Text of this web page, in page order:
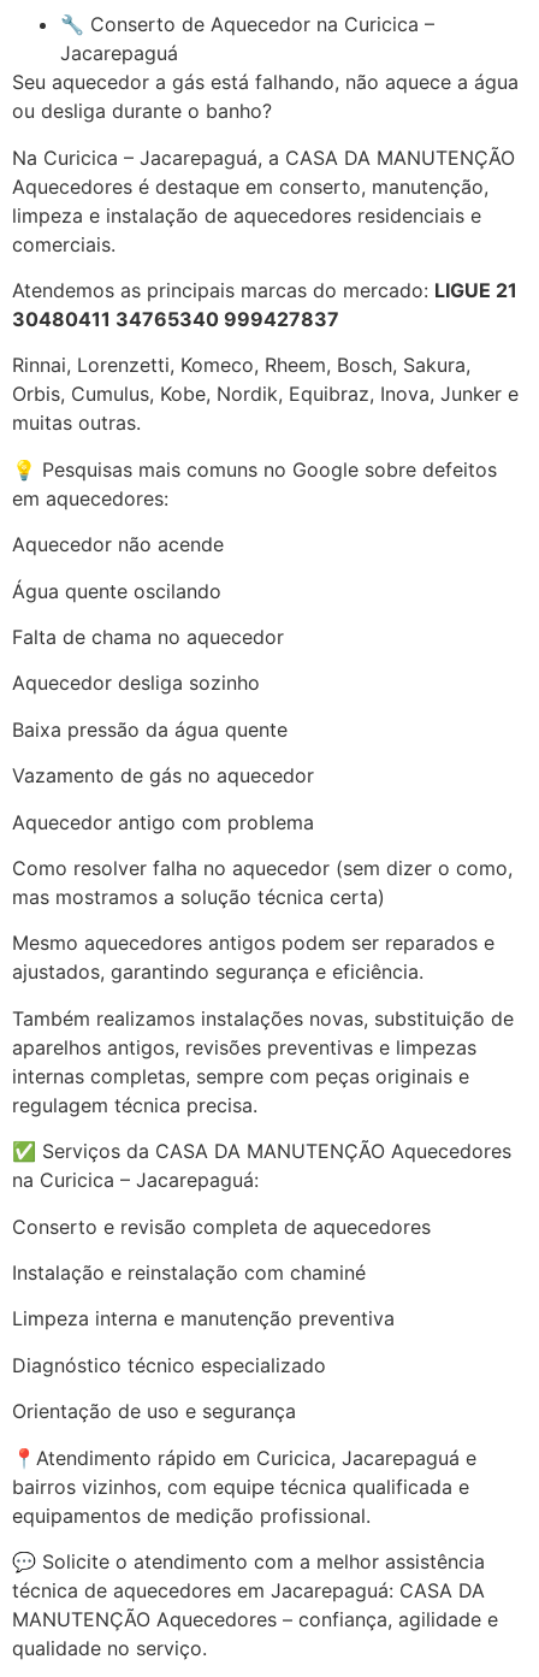
🔧 Conserto de Aquecedor na Curicica –
Jacarepaguá
Seu aquecedor a gás está falhando, não aquece a água
ou desliga durante o banho?
Na Curicica – Jacarepaguá, a CASA DA MANUTENÇÃO
Aquecedores é destaque em conserto, manutenção,
limpeza e instalação de aquecedores residenciais e
comerciais.
Atendemos as principais marcas do mercado: LIGUE 21
30480411 34765340 999427837
Rinnai, Lorenzetti, Komeco, Rheem, Bosch, Sakura,
Orbis, Cumulus, Kobe, Nordik, Equibraz, Inova, Junker e
muitas outras.
💡 Pesquisas mais comuns no Google sobre defeitos
em aquecedores:
Aquecedor não acende
Água quente oscilando
Falta de chama no aquecedor
Aquecedor desliga sozinho
Baixa pressão da água quente
Vazamento de gás no aquecedor
Aquecedor antigo com problema
Como resolver falha no aquecedor (sem dizer o como,
mas mostramos a solução técnica certa)
Mesmo aquecedores antigos podem ser reparados e
ajustados, garantindo segurança e eficiência.
Também realizamos instalações novas, substituição de
aparelhos antigos, revisões preventivas e limpezas
internas completas, sempre com peças originais e
regulagem técnica precisa.
✅ Serviços da CASA DA MANUTENÇÃO Aquecedores
na Curicica – Jacarepaguá:
Conserto e revisão completa de aquecedores
Instalação e reinstalação com chaminé
Limpeza interna e manutenção preventiva
Diagnóstico técnico especializado
Orientação de uso e segurança
📍Atendimento rápido em Curicica, Jacarepaguá e
bairros vizinhos, com equipe técnica qualificada e
equipamentos de medição profissional.
💬 Solicite o atendimento com a melhor assistência
técnica de aquecedores em Jacarepaguá: CASA DA
MANUTENÇÃO Aquecedores – confiança, agilidade e
qualidade no serviço.